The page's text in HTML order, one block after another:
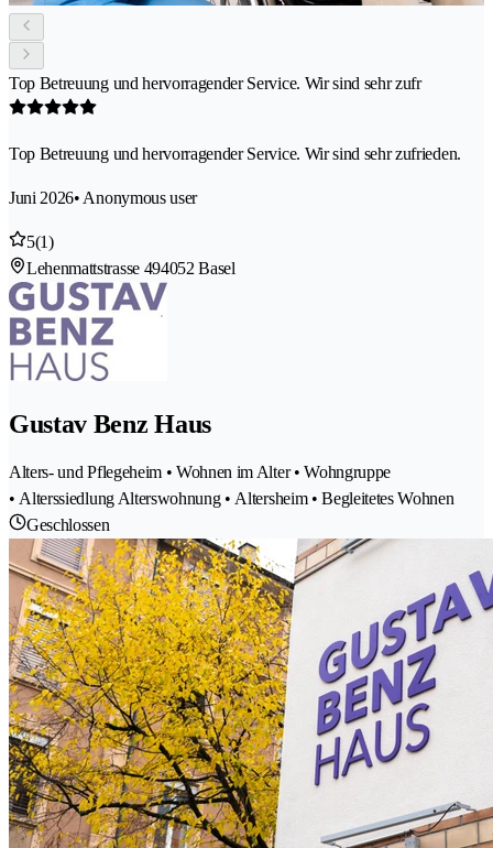
Top Betreuung und hervorragender Service. Wir sind sehr zufr
Top Betreuung und hervorragender Service. Wir sind sehr zufrieden.
Juni 2026• Anonymous user
5(1)
Lehenmattstrasse 494052 Basel
Gustav Benz Haus
Alters- und Pflegeheim • Wohnen im Alter • Wohngruppe
• Alterssiedlung Alterswohnung • Altersheim • Begleitetes Wohnen
Geschlossen